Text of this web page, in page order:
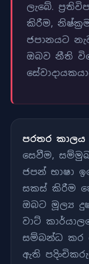
ලැබේ.
කිරීම,
ජපානයට
ඔබව නීති
පරතර
සෙවීම,
ජපන් භාෂා
සකස් කිරීම
ඔබට මූල්‍ය
වාට්
සම්බන්ධ කර
ඇති